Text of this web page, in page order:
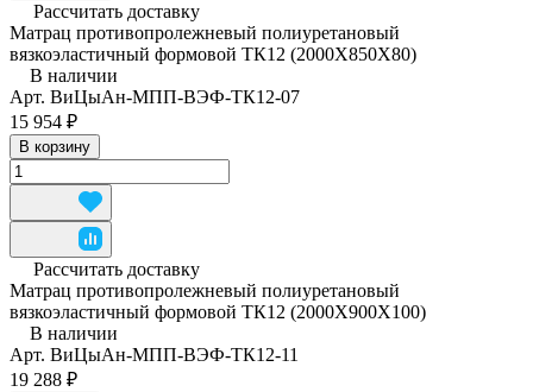
Рассчитать доставку
Матрац противопролежневый полиуретановый
вязкоэластичный формовой ТК12 (2000Х850Х80)
В наличии
Арт. ВиЦыАн-МПП-ВЭФ-ТК12-07
15 954 ₽
В корзину
Рассчитать доставку
Матрац противопролежневый полиуретановый
вязкоэластичный формовой ТК12 (2000Х900Х100)
В наличии
Арт. ВиЦыАн-МПП-ВЭФ-ТК12-11
19 288 ₽